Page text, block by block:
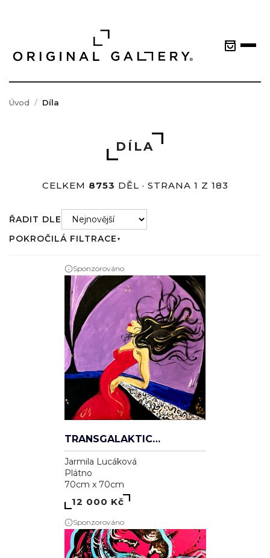
Úvod Díla
DÍLA
CELKEM 8753 DĚL · STRANA 1 Z 183
ŘADIT DLE
POKROČILÁ FILTRACE ▼
Sponzorováno
TRANSGALAKTICKÁ
Jarmila Lucáková
Plátno
70cm x 70cm
12 000 Kč
Sponzorováno